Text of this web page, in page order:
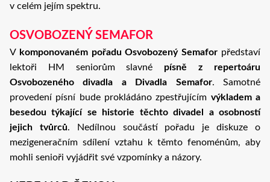
v celém jejím spektru.
OSVOBOZENÝ SEMAFOR
V komponovaném pořadu Osvobozený Semafor představí
lektoři HM seniorům slavné písně z repertoáru
Osvobozeného divadla a Divadla Semafor. Samotné
provedení písní bude prokládáno zpestřujícím výkladem a
besedou týkající se historie těchto divadel a osobností
jejich tvůrců. Nedílnou součástí pořadu je diskuze o
mezigeneračním sdílení vztahu k těmto fenoménům, aby
mohli senioři vyjádřit své vzpomínky a názory.